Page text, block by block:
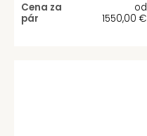
Cena za
pár
od
1550,00 €